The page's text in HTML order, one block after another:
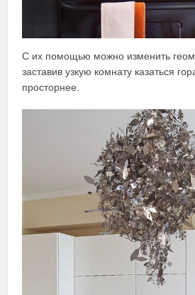
С их помощью можно изменить
заставив узкую комнату казаться
просторнее.